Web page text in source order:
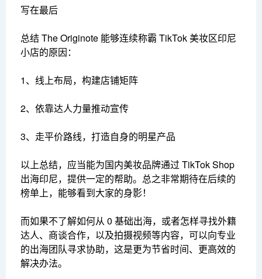
写在最后
总结 The Originote 能够连续称霸 TikTok 美妆区印尼
小店的原因：
1、线上布局，构建店铺矩阵
2、依靠达人力量推动宣传
3、走平价路线，打造自身的明星产品
以上总结，应当能为国内美妆品牌通过 TikTok Shop
出海印尼，提供一定的帮助。总之非常期待在后续的
榜单上，能够看到大家的身影！
而如果不了解如何从 0 基础出海，或者怎样寻找外籍
达人、商谈合作，以及拍摄视频等内容，可以向专业
的出海团队寻求协助，这是更为节省时间、更高效的
解决办法。